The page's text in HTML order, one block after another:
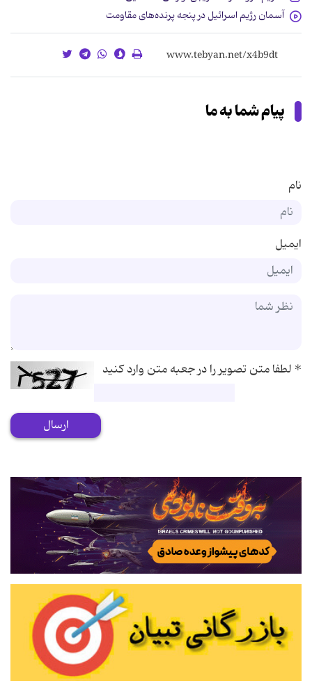
آسمان رژیم اسرائیل در پنجه پرنده‌های مقاومت
پیام شما به ما
نام
ایمیل
*لطفا متن تصویر را در جعبه متن وارد کنید
ارسال